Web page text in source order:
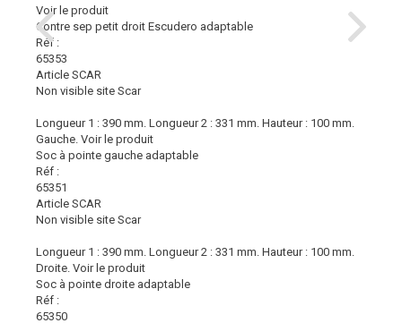
Voir le produit
Contre sep petit droit Escudero adaptable
Réf :
65353
Article SCAR
Non visible site Scar
Longueur 1 : 390 mm. Longueur 2 : 331 mm. Hauteur : 100 mm.
Gauche. Voir le produit
Soc à pointe gauche adaptable
Réf :
65351
Article SCAR
Non visible site Scar
Longueur 1 : 390 mm. Longueur 2 : 331 mm. Hauteur : 100 mm.
Droite. Voir le produit
Soc à pointe droite adaptable
Réf :
65350